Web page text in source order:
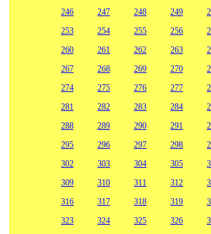
246
247 248 249
253
254 255 256
260
261 262 263
267
268 269 270
274
275 276 277
281
282 283 284
288
289 290 291
295
296 297 298
302
303 304 305
309
310 311 312
316
317 318 319
323
324 325 326